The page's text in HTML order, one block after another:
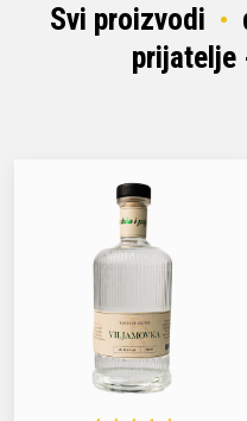
Svi proizvodi
prijatelje